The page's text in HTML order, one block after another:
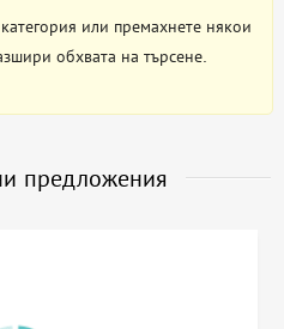
или премахнете някои
обхвата на търсене.
предложения